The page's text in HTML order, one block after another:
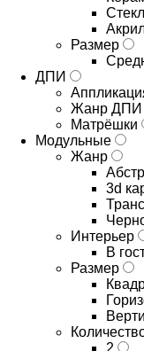
Размер
ДПИ
Жанр ДПИ
Матрёшки
Модульные
Жанр
3d
Интерьер
В
Размер
2